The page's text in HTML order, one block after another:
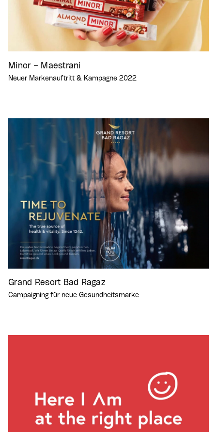
Minor – Maestrani
Neuer Markenauftritt & Kampagne 2022
Grand Resort Bad Ragaz
Campaigning für neue Gesundheitsmarke